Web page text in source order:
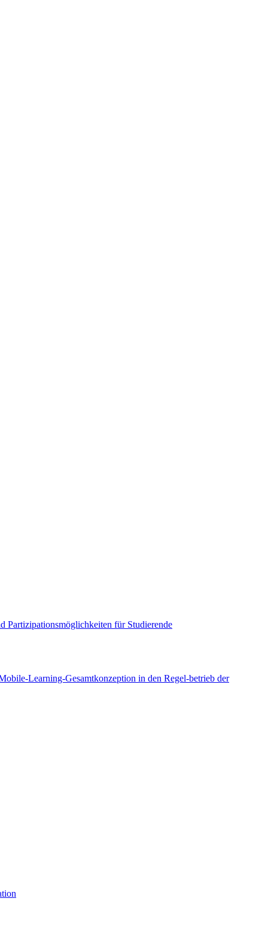
Partizipationsmöglichkeiten für Studierende
Learning-Gesamtkonzeption in den Regel-betrieb der